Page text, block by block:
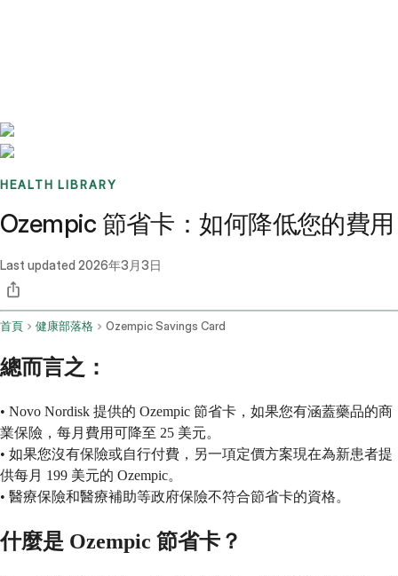
HEALTH LIBRARY
Ozempic 節省卡：如何降低您的費用
Last updated 2026年3月3日
首頁 健康部落格 Ozempic Savings Card
總而言之：
• Novo Nordisk 提供的 Ozempic 節省卡，如果您有涵蓋藥品的商
業保險，每月費用可降至 25 美元。
• 如果您沒有保險或自行付費，另一項定價方案現在為新患者提
供每月 199 美元的 Ozempic。
• 醫療保險和醫療補助等政府保險不符合節省卡的資格。
什麼是 Ozempic 節省卡？